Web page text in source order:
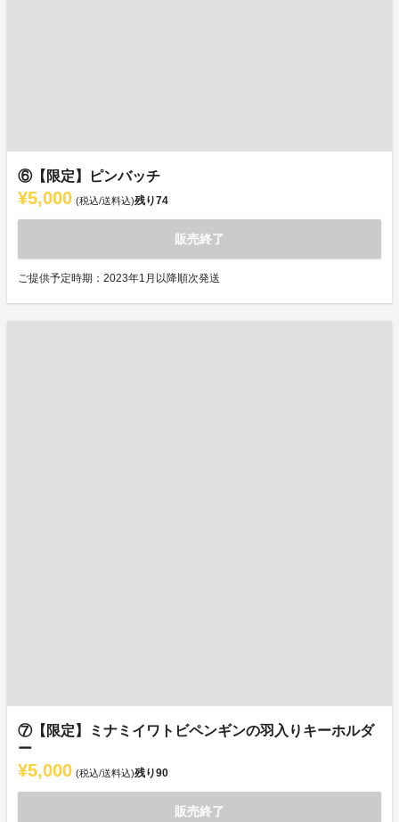
⑥【限定】ピンバッチ
¥5,000 (税込/送料込)残り74
販売終了
ご提供予定時期：2023年1月以降順次発送
⑦【限定】ミナミイワトビペンギンの羽入りキーホルダ
ー
¥5,000 (税込/送料込)残り90
販売終了